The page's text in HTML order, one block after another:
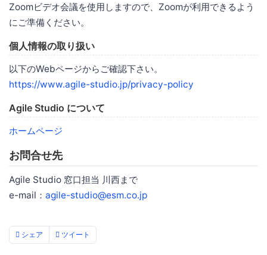
Zoomビデオ会議を使用しますので、Zoomが利用できるよう
にご準備ください。
個人情報の取り扱い
以下のWebページからご確認下さい。
https://www.agile-studio.jp/privacy-policy
Agile Studio について
ホームページ
お問合せ先
Agile Studio 窓口担当 川西まで
e-mail： agile-studio@esm.co.jp
シェア ツイート